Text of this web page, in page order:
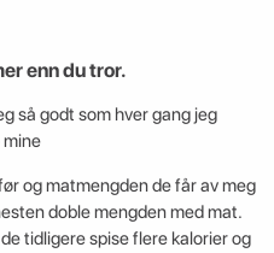
enn du tror.
så godt som hver gang jeg
og matmengden de får av meg
doble mengden med mat.
tidligere spise flere kalorier og